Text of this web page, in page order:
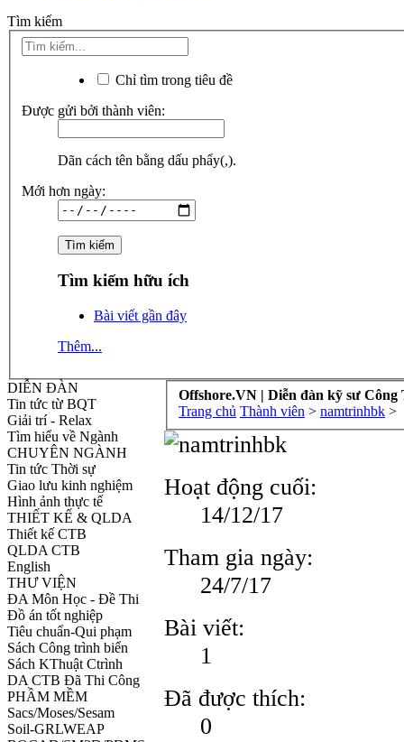
Tìm kiếm
Chỉ tìm trong tiêu đề
Được gửi bởi thành viên:
Dãn cách tên bằng dấu phẩy(,).
Mới hơn ngày:
Tìm kiếm hữu ích
Bài viết gần đây
Thêm...
DIỄN ĐÀN
Tin tức từ BQT
Giải trí - Relax
Tìm hiểu về Ngành
CHUYÊN NGÀNH
Tin tức Thời sự
Giao lưu kinh nghiệm
Hình ảnh thực tế
THIẾT KẾ & QLDA
Thiết kế CTB
QLDA CTB
English
THƯ VIỆN
ĐA Môn Học - Đề Thi
Đồ án tốt nghiệp
Tiêu chuẩn-Qui phạm
Sách Công trình biển
Sách KThuật Ctrình
DA CTB Đã Thi Công
PHẦM MỀM
Sacs/Moses/Sesam
Soil-GRLWEAP
Offshore.VN | Diễn đàn kỹ sư Công
Trang chủ Thành viên > namtrinhbk >
Hoạt động cuối:
14/12/17
Tham gia ngày:
24/7/17
Bài viết:
1
Đã được thích:
0